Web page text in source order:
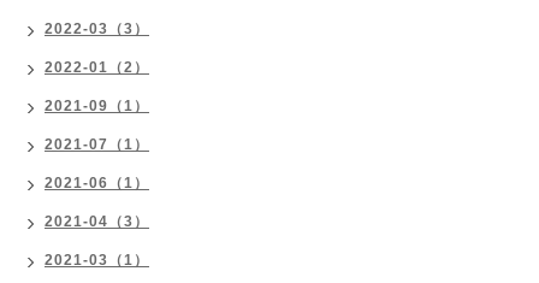
2022-03（3）
2022-01（2）
2021-09（1）
2021-07（1）
2021-06（1）
2021-04（3）
2021-03（1）